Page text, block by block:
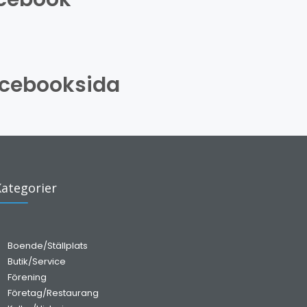
Boende/Ställplats
Butik/Service
Förening
Företag/Restaurang